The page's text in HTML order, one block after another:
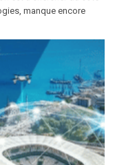
manque encore